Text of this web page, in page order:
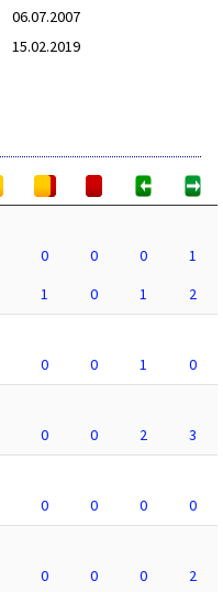
06.07.2007
15.02.2019
0 0 0
1
1 0 1
2
0 0 1
0
0 0 2
3
0 0 0
0
0 0 0
2